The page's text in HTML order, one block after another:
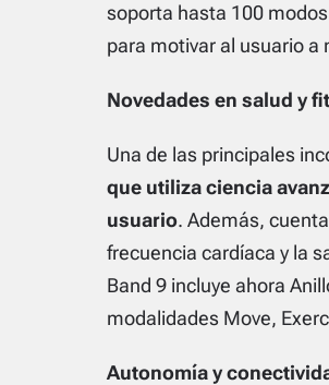
soporta hasta 100
para motivar al usuario a
Novedades en salud y
Una de las principales
que utiliza ciencia
usuario. Además,
frecuencia cardíaca y la
Band 9 incluye ahora
modalidades Move,
Autonomía y